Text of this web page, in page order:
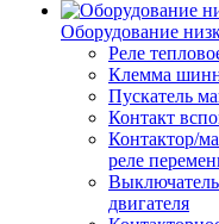
Оборудование
Реле
Клемма
Пускатель
Контакт
Контактор/
реле
двигателя